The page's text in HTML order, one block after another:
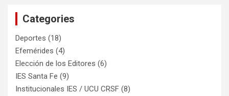
Categories
Deportes (18)
Efemérides (4)
Elección de los Editores (6)
IES Santa Fe (9)
Institucionales IES / UCU CRSF (8)